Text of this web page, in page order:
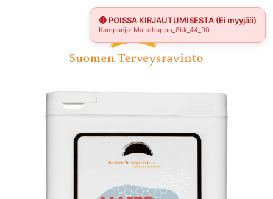
🔴 POISSA KIRJAUTUMISESTA (Ei myyjää)
Kampanja: Maitohappo_8kk_44_90